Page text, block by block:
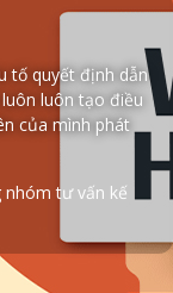
tố quyết định dẫn
luôn tạo điều
của mình phát
tư vấn kế